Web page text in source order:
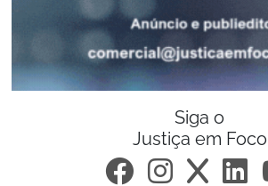
Siga o
Justiça em Foco